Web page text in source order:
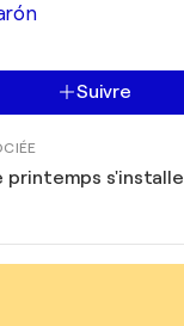
Suivre
printemps s'installe